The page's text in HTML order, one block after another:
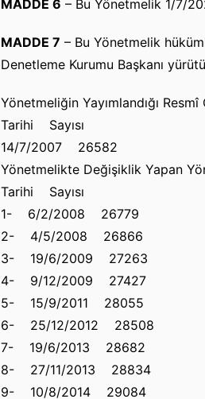
MADDE 6 – Bu Yönetmelik 1/7/
MADDE 7 – Bu Yönetmelik
Denetleme Kurumu Başkanı
Yönetmeliğin Yayımlandığı Resmî
Tarihi Sayısı
14/7/2007 26582
Yönetmelikte Değişiklik Yapan
Tarihi Sayısı
1- 6/2/2008 26779
2- 4/5/2008 26866
3- 19/6/2009 27263
4- 9/12/2009 27427
5- 15/9/2011 28055
6- 25/12/2012 28508
7- 19/6/2013 28682
8- 27/11/2013 28834
9- 10/8/2014 29084